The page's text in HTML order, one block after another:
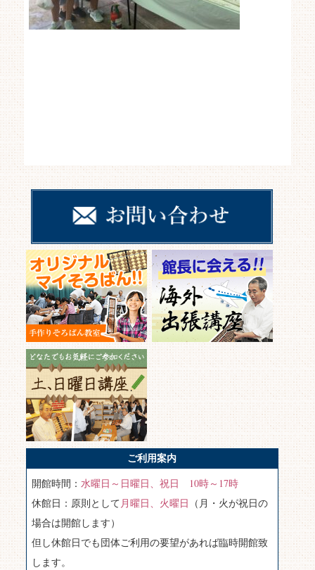
ご利用案内
開館時間：水曜日～日曜日、祝日 10時～17時
休館日：原則として月曜日、火曜日 （月・火が祝日の
場合は開館します）
但し休館日でも団体ご利用の要望があれば臨時開館致
します。